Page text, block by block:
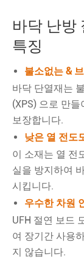
바닥 난방
특징
불소없는 &
바닥 단열재는
(XPS) 으로 만
보장합니다.
낮은 열 전도
이 소재는 열 전
실을 방지하여
시킵니다.
우수한 차원
UFH 절연 보드
여 장기간 사용
지 않습니다.